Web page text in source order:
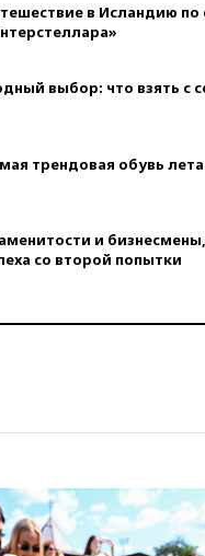
в Исландию по
выбор: что взять с
трендовая обувь лета
и
со второй попытки